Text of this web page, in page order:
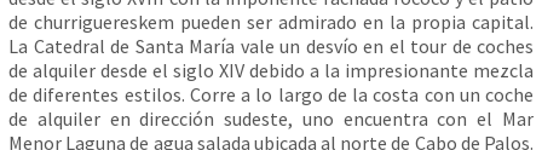
de churriguereskem pueden ser admirado en la propia capital.
La Catedral de Santa María vale un desvío en el tour de coches
de alquiler desde el siglo XIV debido a la impresionante mezcla
de diferentes estilos. Corre a lo largo de la costa con un coche
de alquiler en dirección sudeste, uno encuentra con el Mar
Menor Laguna de agua salada ubicada al norte de Cabo de Palos.